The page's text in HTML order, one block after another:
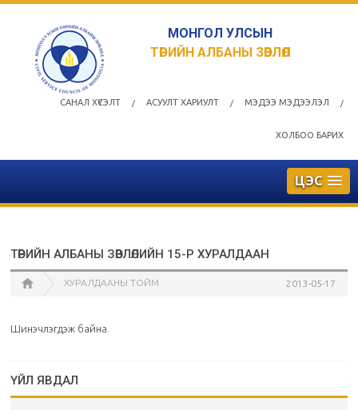
МОНГОЛ УЛСЫН
ТӨРИЙН АЛБАНЫ ЗӨВЛӨЛ
САНАЛ ХҮСЭЛТ / АСУУЛТ ХАРИУЛТ / МЭДЭЭ МЭДЭЭЛЭЛ /
ХОЛБОО БАРИХ
ЦЭС
ТӨРИЙН АЛБАНЫ ЗӨВЛӨЛИЙН 15-Р ХУРАЛДААН
ХУРАЛДААНЫ ТОЙМ 2013-05-17
Шинэчлэгдэж байна.
ҮЙЛ ЯВДАЛ